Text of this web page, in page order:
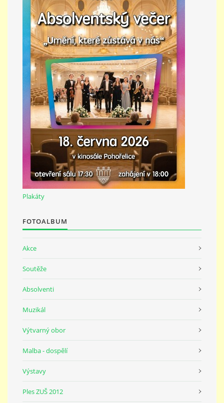
MISS VÝTVARNÝ MODEL
ZAMĚSTNÁNÍ
DOTACE
GDPR
ZUŠ Pohořelice
Školní 462
Pohořelice
691 23
Plakáty
FOTOALBUM
Akce
Soutěže
Absolventi
Muzikál
Výtvarný obor
Malba - dospělí
Výstavy
Ples ZUŠ 2012